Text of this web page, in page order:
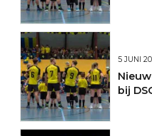
5 JUNI
bij